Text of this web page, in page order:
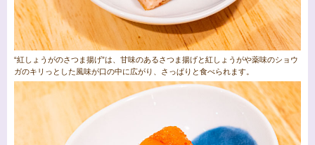
“紅しょうがのさつま揚げ”は、甘味のあるさつま揚げと紅しょうがや薬味のショウ
ガのキリっとした風味が口の中に広がり、さっぱりと食べられます。